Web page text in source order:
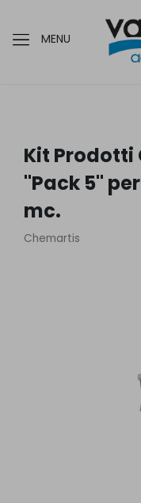
MENU
Kit Prodotti
"Pack 5"
mc.
Chemartis